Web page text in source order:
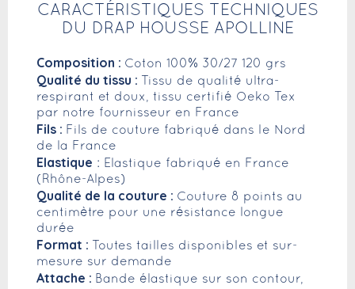
CARACTÉRISTIQUES TECHNIQUES
DU DRAP HOUSSE APOLLINE
Composition : Coton 100% 30/27 120 grs
Qualité du tissu :
Tissu de qualité ultra-
respirant et doux, tissu certifié Oeko Tex
par notre fournisseur en France
Fils : Fils de couture fabriqué dans le Nord
de la France
Elastique : Elastique fabriqué en France
(Rhône-Alpes)
Qualité de la couture : Couture 8 points au
centimètre pour une résistance longue
durée
Format :
Toutes tailles disponibles et sur-
mesure sur demande
Attache : Bande élastique sur son contour,